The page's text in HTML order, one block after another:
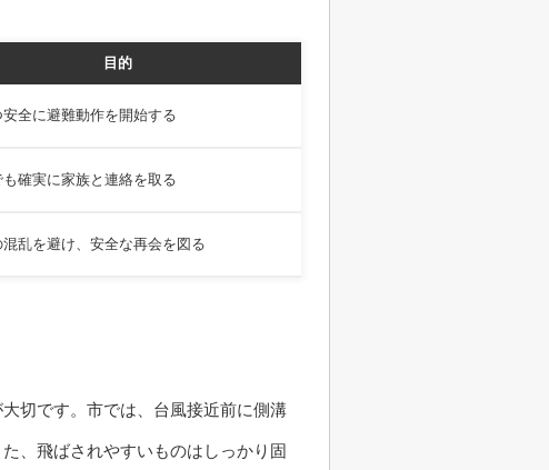
目的
全に避難動作を開始する
確実に家族と連絡を取る
混乱を避け、安全な再会を図る
切です。市では、台風接近前に側溝
、飛ばされやすいものはしっかり固